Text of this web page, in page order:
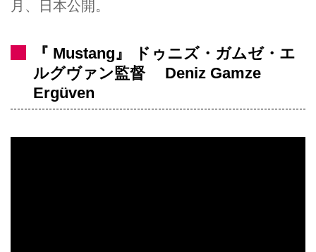
月、日本公開。
『 Mustang』 ドゥニズ・ガムゼ・エ
ルグヴァン監督 Deniz Gamze
Ergüven